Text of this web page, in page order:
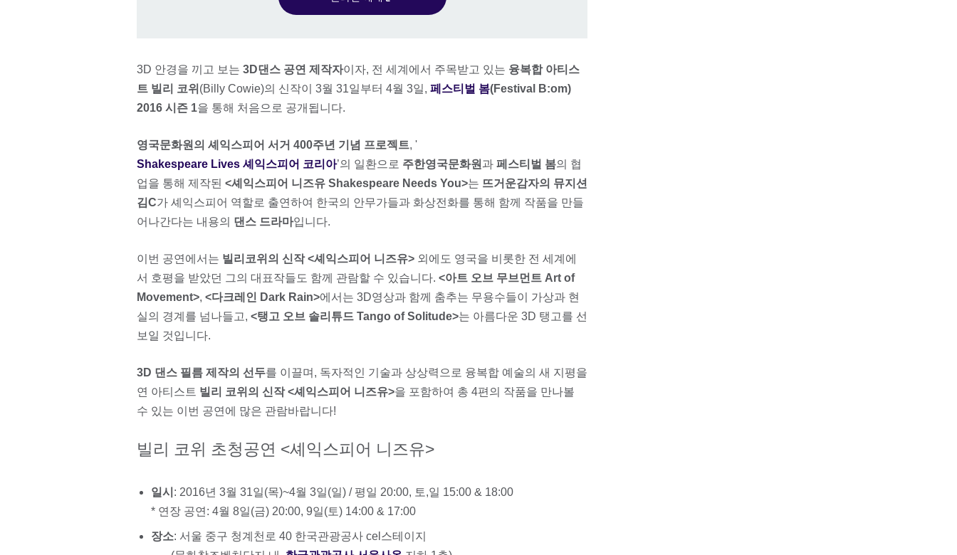
3D 안경을 끼고 보는 3D댄스 공연 제작자이자, 전 세계에서 주목받고 있는 융복합 아티스
트 빌리 코위 (Billy Cowie)의 신작이 3월 31일부터 4월 3일, 페스티벌 봄(Festival B:om)
2016 시즌 1을 통해 처음으로 공개됩니다.
영국문화원의 셰익스피어 서거 400주년 기념 프로젝트, '
Shakespeare Lives 셰익스피어 코리아’의 일환으로 주한영국문화원 과 페스티벌 봄의 협
업을 통해 제작된 <셰익스피어 니즈유 Shakespeare Needs You>는 뜨거운감자의 뮤지션
김C가 셰익스피어 역할로 출연하여 한국의 안무가들과 화상전화를 통해 함께 작품을 만들
어나간다는 내용의 댄스 드라마입니다.
이번 공연에서는 빌리코위의 신작 <셰익스피어 니즈유> 외에도 영국을 비롯한 전 세계에
서 호평을 받았던 그의 대표작들도 함께 관람할 수 있습니다. <아트 오브 무브먼트 Art of
Movement>, <다크레인 Dark Rain>에서는 3D영상과 함께 춤추는 무용수들이 가상과 현
실의 경계를 넘나들고, <탱고 오브 솔리튜드 Tango of Solitude>는 아름다운 3D 탱고를 선
보일 것입니다.
3D 댄스 필름 제작의 선두를 이끌며, 독자적인 기술과 상상력으로 융복합 예술의 새 지평을
연 아티스트 빌리 코위의 신작 <셰익스피어 니즈유>을 포함하여 총 4편의 작품을 만나볼
수 있는 이번 공연에 많은 관람바랍니다!
빌리 코위 초청공연 <셰익스피어 니즈유>
일시 : 2016년 3월 31일(목)~4월 3일(일) / 평일 20:00, 토,일 15:00 & 18:00
* 연장 공연: 4월 8일(금) 20:00, 9일(토) 14:00 & 17:00
장소: 서울 중구 청계천로 40 한국관광공사 cel스테이지